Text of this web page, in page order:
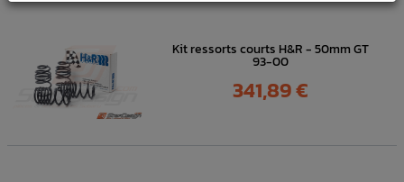
Kit ressorts courts H&R - 50mm GT
93-00
Prix
341,89 €